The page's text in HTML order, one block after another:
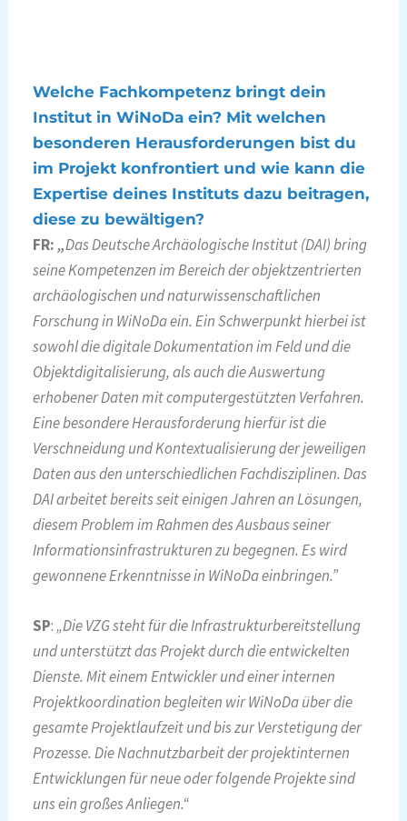
Welche Fachkompetenz bringt dein
Institut in WiNoDa ein? Mit welchen
besonderen Herausforderungen bist du
im Projekt konfrontiert und wie kann die
Expertise deines Instituts dazu beitragen,
diese zu bewältigen?
FR:„Das Deutsche Archäologische Institut (DAI) bring
seine Kompetenzen im Bereich der objektzentrierten
archäologischen und naturwissenschaftlichen
Forschung in WiNoDa ein. Ein Schwerpunkt hierbei ist
sowohl die digitale Dokumentation im Feld und die
Objektdigitalisierung, als auch die Auswertung
erhobener Daten mit computergestützten Verfahren.
Eine besondere Herausforderung hierfür ist die
Verschneidung und Kontextualisierung der jeweiligen
Daten aus den unterschiedlichen Fachdisziplinen. Das
DAI arbeitet bereits seit einigen Jahren an Lösungen,
diesem Problem im Rahmen des Ausbaus seiner
Informationsinfrastrukturen zu begegnen. Es wird
gewonnene Erkenntnisse in WiNoDa einbringen.”
SP:„Die VZG steht für die Infrastrukturbereitstellung
und unterstützt das Projekt durch die entwickelten
Dienste. Mit einem Entwickler und einer internen
Projektkoordination begleiten wir WiNoDa über die
gesamte Projektlaufzeit und bis zur Verstetigung der
Prozesse. Die Nachnutzbarbeit der projektinternen
Entwicklungen für neue oder folgende Projekte sind
uns ein großes Anliegen.“